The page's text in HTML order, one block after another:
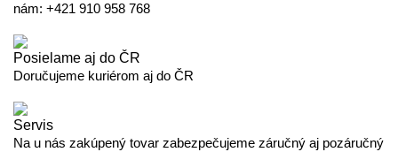
nám: +421 910 958 768
Posielame aj do ČR
Doručujeme kuriérom aj do ČR
Servis
Na u nás zakúpený tovar zabezpečujeme záručný aj pozáručný